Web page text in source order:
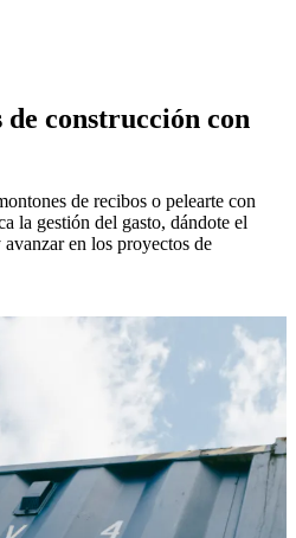
de construcción con
de recibos o pelearte con
la gestión del gasto, dándote el
en los proyectos de